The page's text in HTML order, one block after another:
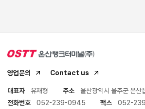
영업문의 Contact us
대표자 유재형 주소
울산광역시 울주군 온
전화번호
052-239-0945 팩스 052-